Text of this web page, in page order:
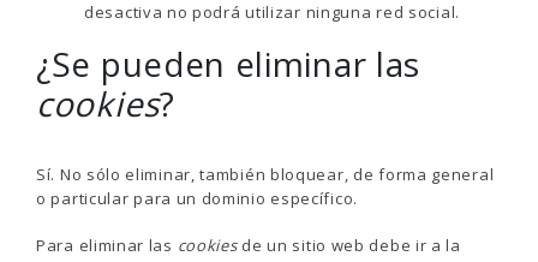
desactiva no podrá utilizar ninguna red social.
¿Se pueden eliminar las
cookies?
Sí. No sólo eliminar, también bloquear, de forma general
o particular para un dominio específico.
Para eliminar las cookiesde un sitio web debe ir a la